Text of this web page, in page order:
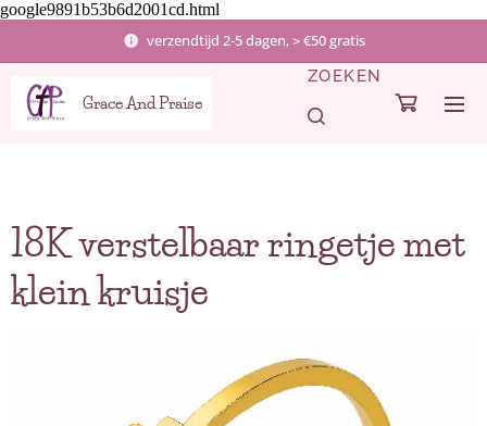
google9891b53b6d2001cd.html
verzendtijd 2-5 dagen, > €50 gratis
Grace And Praise
ZOEKEN
18K verstelbaar ringetje met
klein kruisje